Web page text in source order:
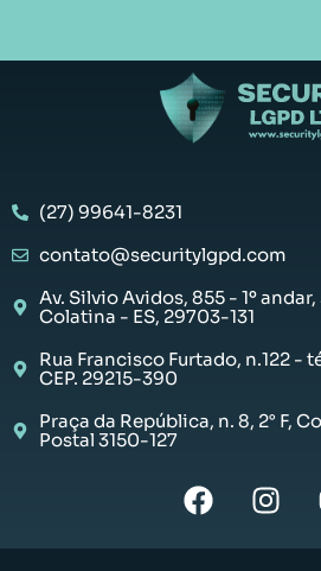
(27) 99641-8231
contato@securitylgpd.com
Av. Silvio Avidos, 855 - 1º
Colatina - ES, 29703-131
Rua Francisco Furtado, n.122 -
CEP. 29215-390
Praça da República, n. 8, 2° F,
Postal 3150-127